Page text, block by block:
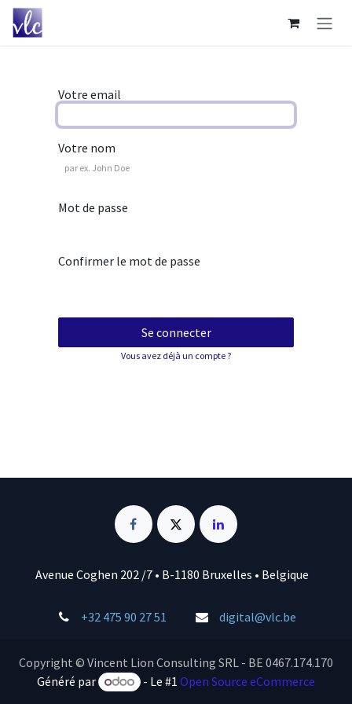
Se rendre au contenu
Votre email
Votre nom
Mot de passe
Confirmer le mot de passe
Se connecter
Vous avez déjà un compte ?
Avenue Coghen 202 /7 • B-1180 Bruxelles • Belgique
+32 475 90 27 51 digital@vlc.be
Copyright © Vincent Lion Consulting SRL - BE 0467.174.170
Généré par
- Le #1Open Source eCommerce